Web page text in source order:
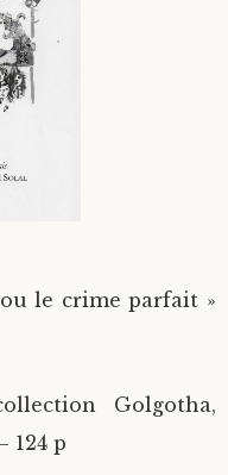
le crime parfait »
Golgotha,
124 p